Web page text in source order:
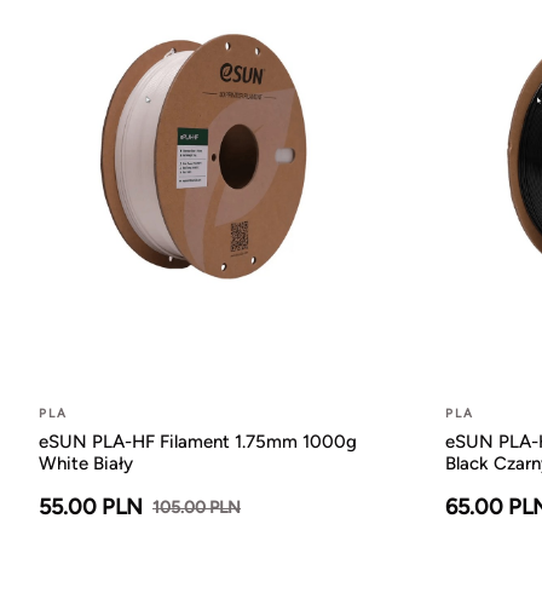
PLA
eSUN PLA-HF Filament 1.75mm 1000g
White Biały
55.00 PLN 105.00 PLN
PLA
eSUN
Black
65.00